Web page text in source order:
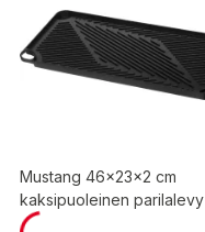
Mustang 46x23x2 cm
kaksipuoleinen parilalevy